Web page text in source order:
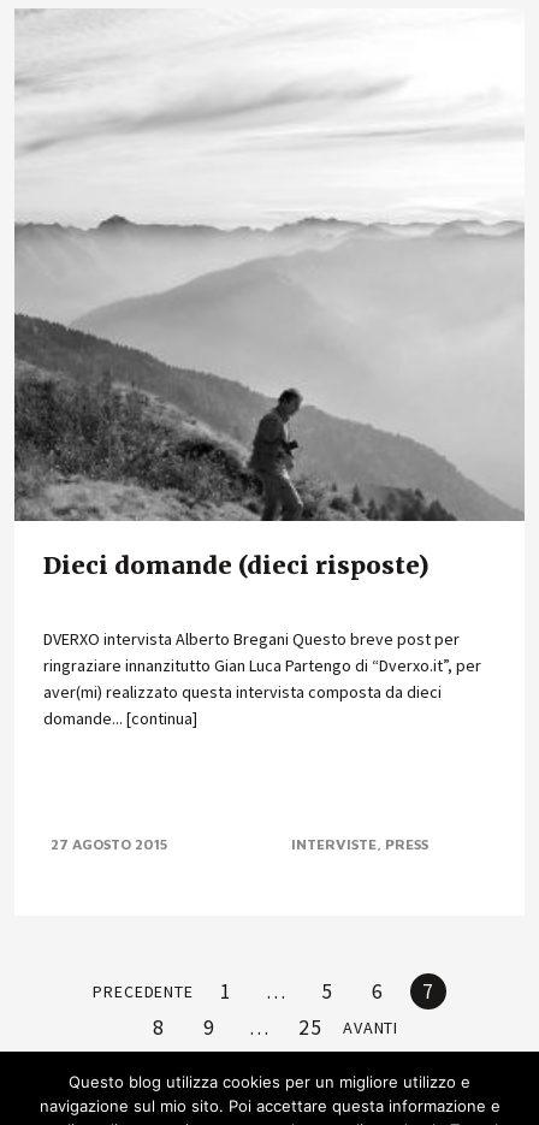
Dieci domande (dieci risposte)
DVERXO intervista Alberto Bregani Questo breve post per
ringraziare innanzitutto Gian Luca Partengo di “Dverxo.it”, per
aver(mi) realizzato questa intervista composta da dieci
domande... [continua]
27 AGOSTO 2015 INTERVISTE PRESS
PRECEDENTE 1 … 5 6
7
8
9 … 25 AVANTI
Questo blog utilizza cookies per un migliore utilizzo e
navigazione sul mio sito. Poi accettare questa informazione e